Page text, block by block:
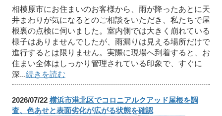
相模原市にお住まいのお客様から、雨が降ったあとに天
井まわりが気になるとのご相談をいただき、私たちで屋
根裏の点検に伺いました。室内側では大きく崩れている
様子はありませんでしたが、雨漏りは見える場所だけで
進行するとは限りません。実際に現場へ到着すると、お
住まい全体はしっかり管理されている印象で、すぐに
深...続きを読む
2026/07/22 横浜市港北区でコロニアルクアッド屋根を調
査、色あせと表面劣化が広がる状態を確認